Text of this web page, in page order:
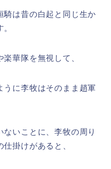
騎は昔の白起と同じ生か
華隊を無視して、
うに李牧はそのまま趙軍
いことに、李牧の周り
掛けがあると、